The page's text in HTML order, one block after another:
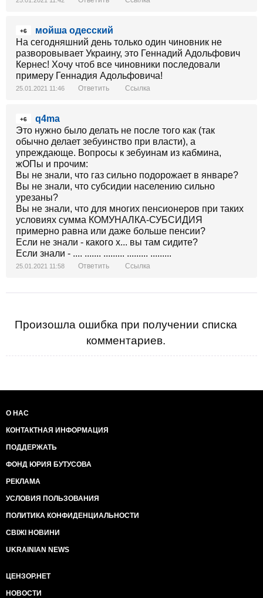
+6
мойша одесский
На сегодняшний день только один чиновник не
разворовывает Украину, это Геннадий Адольфович
Кернес! Хочу чтоб все чиновники последовали
примеру Геннадия Адольфовича!
25.01.2021 11:46 Ответить Ссылка
+6
q4ma
Это нужно было делать не после того как (так
обычно делает зебуинство при власти), а
упреждающе. Вопросы к зебуинам из кабмина,
жОПы и прочим:
Вы не знали, что газ сильно подорожает в январе?
Вы не знали, что субсидии населению сильно
урезаны?
Вы не знали, что для многих пенсионеров при таких
условиях сумма КОМУНАЛКА-СУБСИДИЯ
примерно равна или даже больше пенсии?
Если не знали - какого х... вы там сидите?
Если знали - .... ....... ......... ......... .........
25.01.2021 11:58 Ответить Ссылка
Произошла ошибка при получении списка
комментариев.
О НАС
КОНТАКТНАЯ ИНФОРМАЦИЯ
ПОДДЕРЖАТЬ
ФОНД ЮРИЯ БУТУСОВА
РЕКЛАМА
УСЛОВИЯ ПОЛЬЗОВАНИЯ
ПОЛИТИКА КОНФИДЕНЦИАЛЬНОСТИ
СВІЖІ НОВИНИ
UKRAINIAN NEWS
ЦЕНЗОР.НЕТ
НОВОСТИ